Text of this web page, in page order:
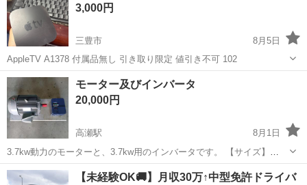
勤務の経験があり、フォー...
3,000円
三豊市
8月5日
AppleTV A1378 付属品無し 引き取り限定 値引き不可 102
香川 三豊市 その他 Apple
モーター及びインバータ
20,000円
高瀬駅
8月1日
3.7kw動力のモーターと、3.7kw用のインバータです。 【サイズ】
【傷などの状態】未使用です。 【希望取引日時】相談可能 【連絡先】
） よろしくおねがいします。
香川 三豊市 高瀬駅 その他 モーター
【未経験OK🚚】月収30万↑中型免許ドライバ